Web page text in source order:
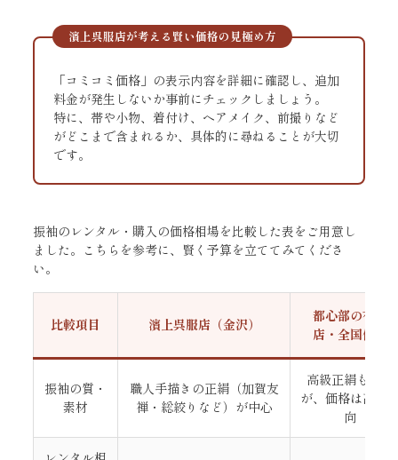
濱上呉服店が考える賢い価格の見極め方
「コミコミ価格」の表示内容を詳細に確認し、追加
料金が発生しないか事前にチェックしましょう。
特に、帯や小物、着付け、ヘアメイク、前撮りなど
がどこまで含まれるか、具体的に尋ねることが大切
です。
振袖のレンタル・購入の価格相場を比較した表をご用意し
ました。こちらを参考に、賢く予算を立ててみてくださ
い。
比較項目 濱上呉服店（金沢）
都心部の有名
店・全国催事
振袖の質・
素材
職人手描きの正絹（加賀友
禅・総絞りなど）が中心
高級正絹も扱う
が、価格は高騰
向